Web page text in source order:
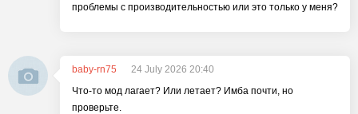
проблемы с производительностью или это только у меня?
baby-rn75
24 July 2026 20:40
Что-то мод лагает? Или летает? Имба почти, но
проверьте.